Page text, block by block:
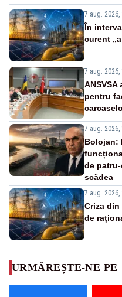
7 aug. 2026,
În
curent
7 aug. 2026,
pentru
7 aug. 2026,
Bolojan:
de
scădea
7 aug. 2026,
Criza din
de
URMĂREȘTE-NE PE